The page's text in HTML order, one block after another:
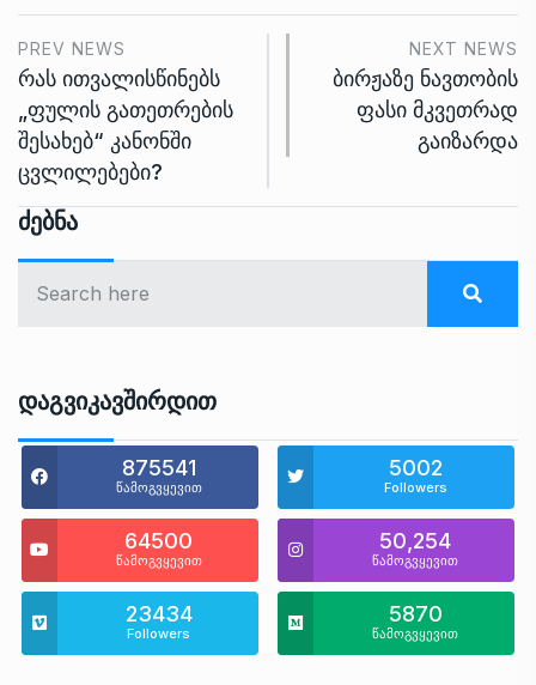
PREV NEWS
რას ითვალისწინებს
„ფულის გათეთრების
შესახებ“ კანონში
ცვლილებები?
NEXT NEWS
ბირჟაზე ნავთობის
ფასი მკვეთრად
გაიზარდა
Ძებნა
Დაგვიკავშირდით
875541
წამოგვყევით
5002
Followers
64500
წამოგვყევით
50,254
წამოგვყევით
23434
Followers
5870
წამოგვყევით